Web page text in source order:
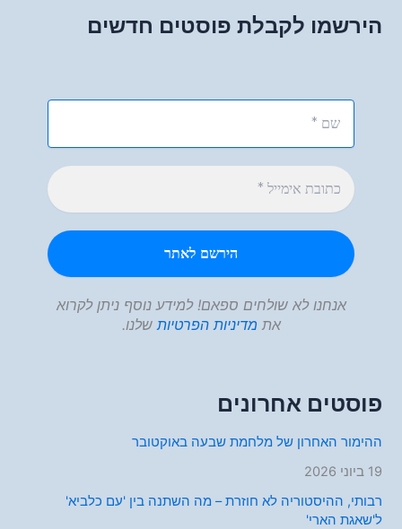
הירשמו לקבלת פוסטים חדשים
אנחנו לא שולחים ספאם! למידע נוסף ניתן לקרוא
את מדיניות הפרטיותשלנו.
פוסטים אחרונים
ההימור האחרון של מלחמת שבעה באוקטובר
19 ביוני 2026
רבותי, ההיסטוריה לא חוזרת – מה השתנה בין 'עם כלביא'
ל'שאגת הארי'